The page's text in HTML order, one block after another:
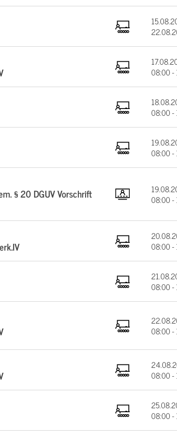
08:00 -
08:00 -
08:00 -
§ 20 DGUV Vorschrift
08:00 -
08:00 -
08:00 -
08:00 -
08:00 -
08:00 -